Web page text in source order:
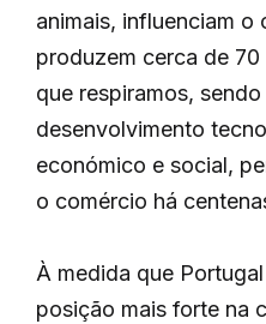
animais, influenciam o
produzem cerca de
que respiramos,
desenvolvimento
económico e social,
o comércio há
À medida que
posição mais forte na